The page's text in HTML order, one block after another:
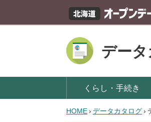
デー
くらし・手続き
HOME› データカタログ›